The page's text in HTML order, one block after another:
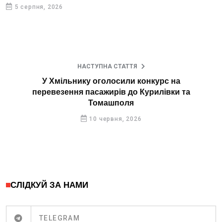
5 серпня, 2026
НАСТУПНА СТАТТЯ
У Хмільнику оголосили конкурс на
перевезення пасажирів до Курилівки та
Томашполя
10 червня, 2026
СЛІДКУЙ ЗА НАМИ
TELEGRAM